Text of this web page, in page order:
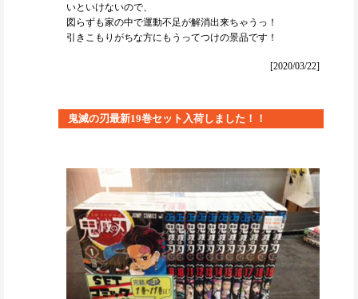
いといけないので、
図らずも家の中で運動不足が解消出来ちゃうっ！
引きこもりがちな方にもうってつけの景品です！
[2020/03/22]
鬼滅の刃最新19巻セット入荷しました！！